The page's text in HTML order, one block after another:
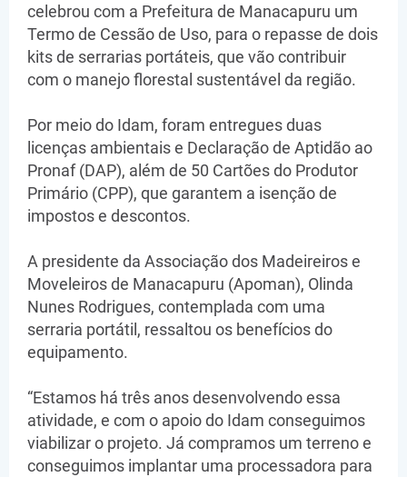
celebrou com a Prefeitura de Manacapuru um
Termo de Cessão de Uso, para o repasse de dois
kits de serrarias portáteis, que vão contribuir
com o manejo florestal sustentável da região.
Por meio do Idam, foram entregues duas
licenças ambientais e Declaração de Aptidão ao
Pronaf (DAP), além de 50 Cartões do Produtor
Primário (CPP), que garantem a isenção de
impostos e descontos.
A presidente da Associação dos Madeireiros e
Moveleiros de Manacapuru (Apoman), Olinda
Nunes Rodrigues, contemplada com uma
serraria portátil, ressaltou os benefícios do
equipamento.
“Estamos há três anos desenvolvendo essa
atividade, e com o apoio do Idam conseguimos
viabilizar o projeto. Já compramos um terreno e
conseguimos implantar uma processadora para